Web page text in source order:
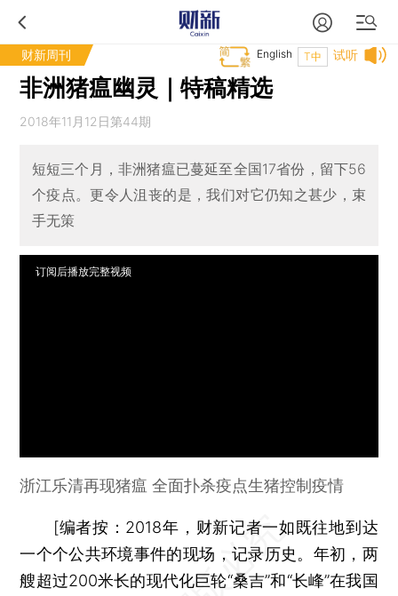
财新周刊 试听
T中
English
非洲猪瘟幽灵｜特稿精选
2018年11月12日第44期
短短三个月，非洲猪瘟已蔓延至全国17省份，留下56
个疫点。更令人沮丧的是，我们对它仍知之甚少，束
手无策
订阅后播放完整视频
浙江乐清再现猪瘟 全面扑杀疫点生猪控制疫情
[编者按： 2018年，财新记者一如既往地到达
一个个公共环境事件的现场，记录历史。年初，两
艘超过200米长的现代化巨轮“桑吉”和“长峰”在我国